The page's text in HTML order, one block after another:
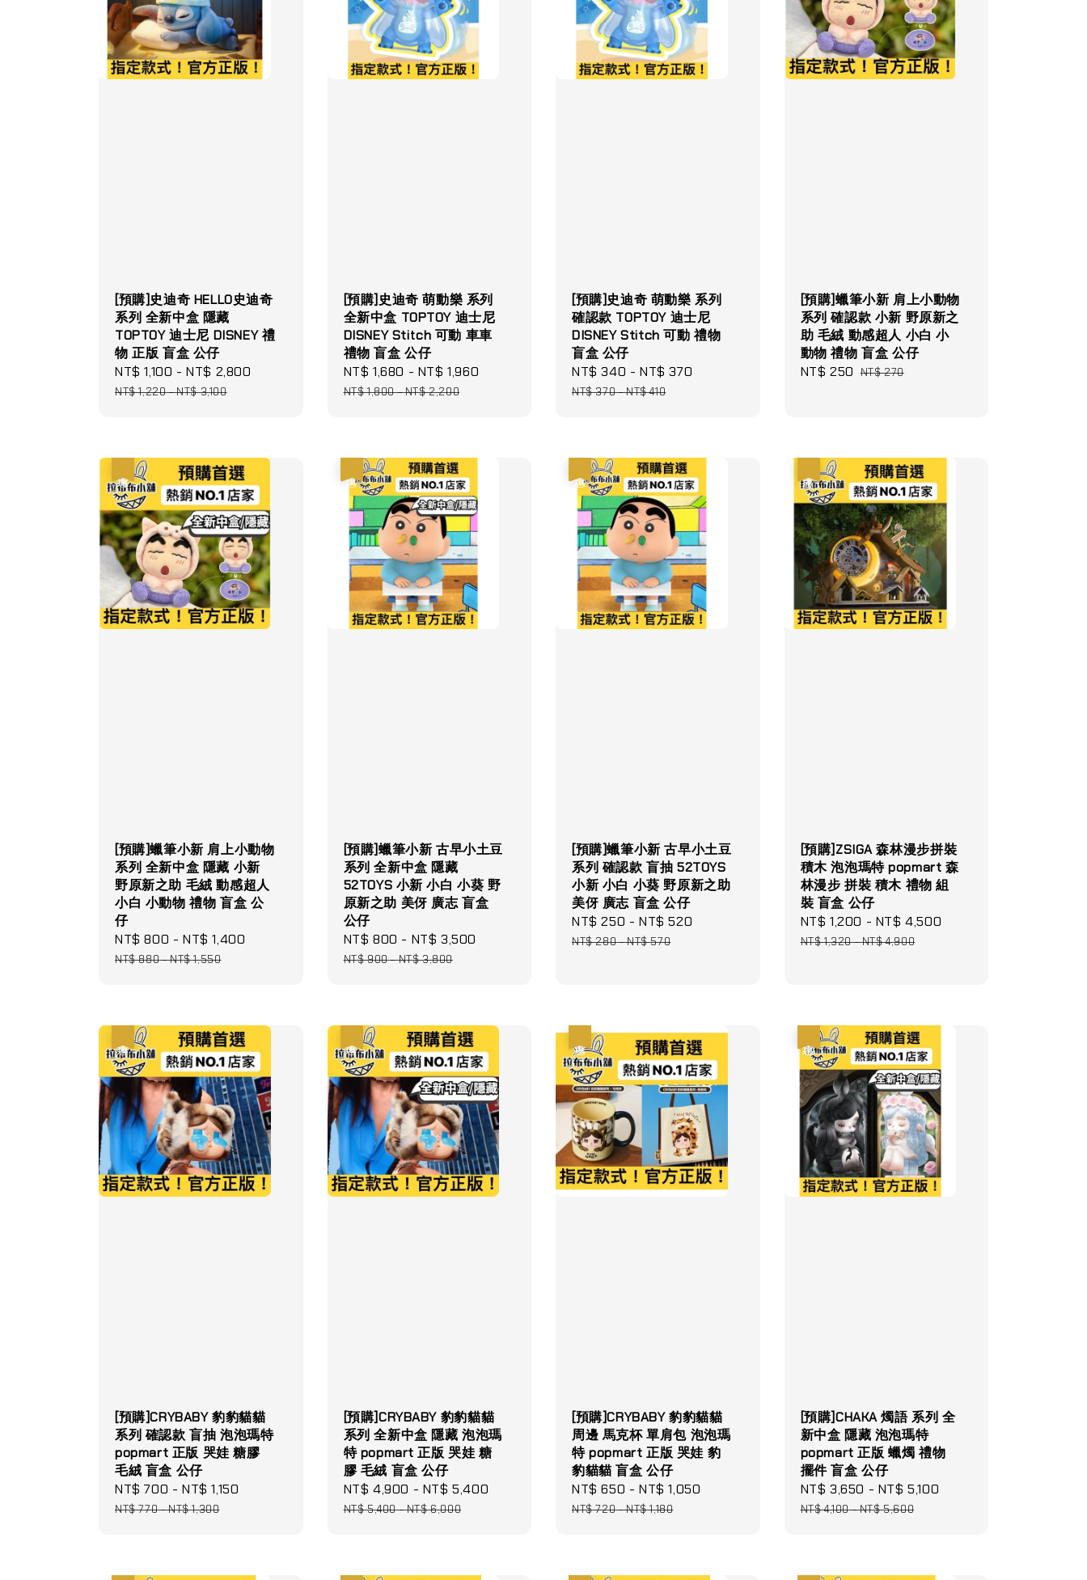
[預購]史迪奇 HELLO史迪奇
系列 全新中盒 隱藏
TOPTOY 迪士尼 DISNEY 禮
物 正版 盲盒 公仔
Sale
price
NT$ 1,100 -NT$ 2,800
NT$ 1,220-NT$ 3,100
[預購]史迪奇 萌動樂 系列
全新中盒 TOPTOY 迪士尼
DISNEY Stitch 可動 車車
禮物 盲盒 公仔
Sale
price
NT$ 1,680 - NT$ 1,960
NT$ 1,800-NT$ 2,200
[預購]史迪奇 萌動樂 系列
確認款 TOPTOY 迪士尼
DISNEY Stitch 可動 禮物
盲盒 公仔
Sale
price
NT$ 340 -NT$ 370
NT$ 370-NT$ 410
[預購]蠟筆小新 肩上小動物
系列 確認款 小新 野原新之
助 毛絨 動感超人 小白 小
動物 禮物 盲盒 公仔
Sale
NT$ 250 Regular
NT$ 270
[預購]蠟筆小新 肩上小動物
系列 全新中盒 隱藏 小新
野原新之助 毛絨 動感超人
小白 小動物 禮物 盲盒 公
仔
Sale
price
NT$ 800 -NT$ 1,400
NT$ 880-NT$ 1,550
[預購]蠟筆小新 古早小土豆
系列 全新中盒 隱藏
52TOYS 小新 小白 小葵 野
原新之助 美伢 廣志 盲盒
公仔
Sale
price
NT$ 800 - NT$ 3,500
NT$ 900-NT$ 3,800
[預購]蠟筆小新 古早小土豆
系列 確認款 盲抽 52TOYS
小新 小白 小葵 野原新之助
美伢 廣志 盲盒 公仔
Sale
price
NT$ 250 -NT$ 520
NT$ 280-NT$ 570
[預購]ZSIGA 森林漫步拼裝
積木 泡泡瑪特 popmart 森
林漫步 拼裝 積木 禮物 組
裝 盲盒 公仔
Sale
price
NT$ 1,200 - NT$ 4,500
NT$ 1,320-NT$ 4,900
[預購]CRYBABY 豹豹貓貓
系列 確認款 盲抽 泡泡瑪特
popmart 正版 哭娃 糖膠
毛絨 盲盒 公仔
Sale
price
NT$ 700 -NT$ 1,150
NT$ 770-NT$ 1,300
[預購]CRYBABY 豹豹貓貓
系列 全新中盒 隱藏 泡泡瑪
特 popmart 正版 哭娃 糖
膠 毛絨 盲盒 公仔
Sale
price
NT$ 4,900 - NT$ 5,400
NT$ 5,400-NT$ 6,000
[預購]CRYBABY 豹豹貓貓
周邊 馬克杯 單肩包 泡泡瑪
特 popmart 正版 哭娃 豹
豹貓貓 盲盒 公仔
Sale
price
NT$ 650 -NT$ 1,050
NT$ 720-NT$ 1,180
[預購]CHAKA 燭語 系列 全
新中盒 隱藏 泡泡瑪特
popmart 正版 蠟燭 禮物
擺件 盲盒 公仔
Sale
price
NT$ 3,650 - NT$ 5,100
NT$ 4,100-NT$ 5,600